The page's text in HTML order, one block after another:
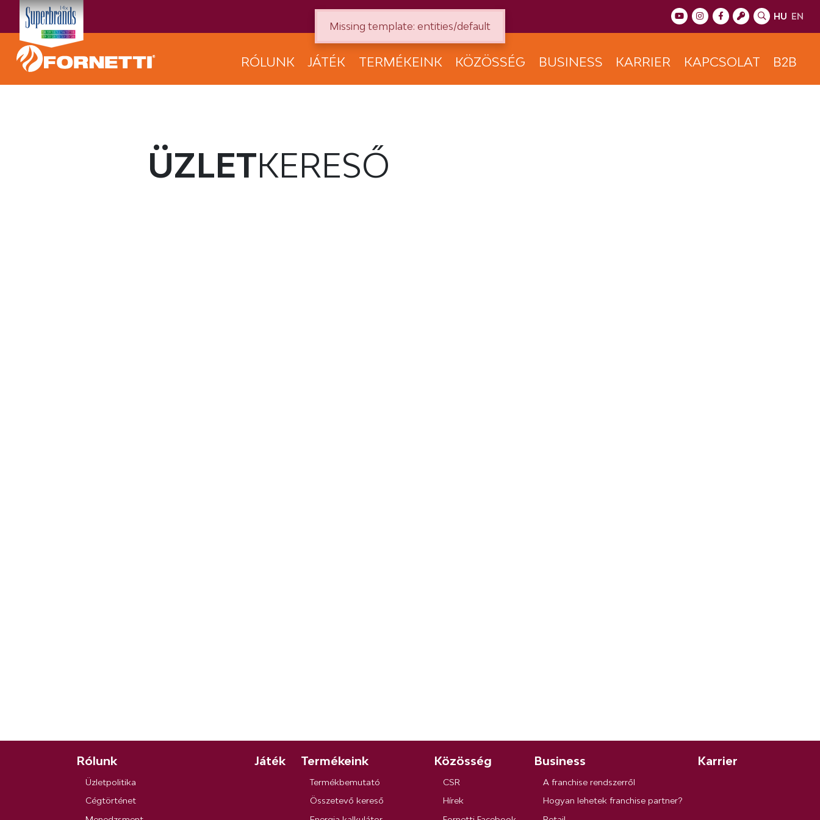
HU EN
RÓLUNK JÁTÉK TERMÉKEINK KÖZÖSSÉG BUSINESS KARRIER KAPCSOLAT B2B
ÜZLETKERESŐ
Rólunk
Üzletpolitika
Cégtörténet
Játék Termékeink
Termékbemutató
Összetevő kereső
Közösség
CSR
Hírek
Business
A franchise rendszerről
Hogyan lehetek franchise partner?
Karrier
Missing template: entities/default